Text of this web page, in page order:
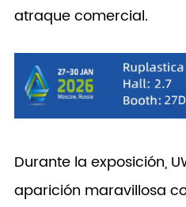
atraque comercial.
Durante la exposición,
aparición maravillosa